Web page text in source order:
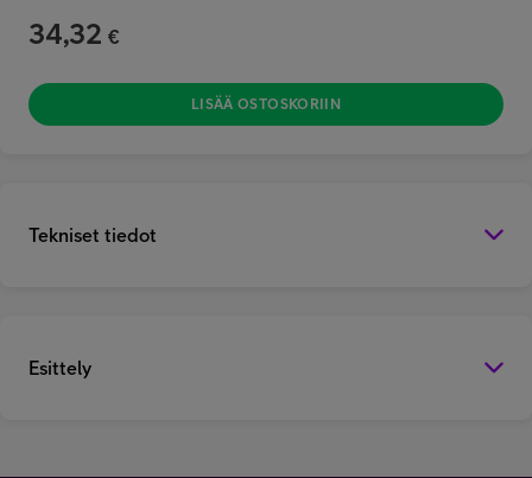
34,32 €
LISÄÄ OSTOSKORIIN
Tekniset tiedot
Esittely